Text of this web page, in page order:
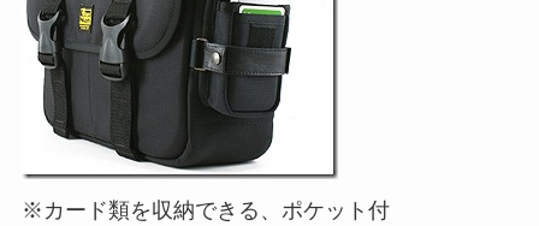
※カード類を収納できる、ポケット付